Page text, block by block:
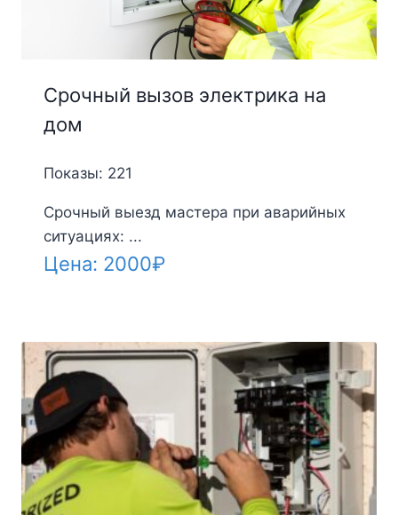
Срочный вызов электрика на
дом
Показы: 221
Срочный выезд мастера при аварийных
ситуациях: ...
Цена: 2000₽